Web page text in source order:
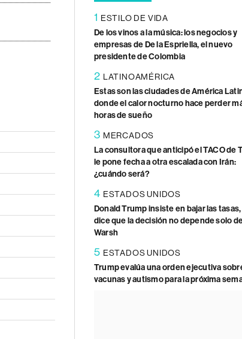
1 ESTILO DE VIDA
De los vinos a la música: los negocios y
empresas de De la Espriella, el nuevo
presidente de Colombia
2 LATINOAMÉRICA
Estas son las ciudades de América
donde el calor nocturno hace perder
horas de sueño
3 MERCADOS
La consultora que anticipó el TACO de
le pone fecha a otra escalada con Irán:
¿cuándo será?
4 ESTADOS UNIDOS
Donald Trump insiste en bajar las
dice que la decisión no depende solo
Warsh
5 ESTADOS UNIDOS
Trump evalúa una orden ejecutiva
vacunas y autismo para la próxima